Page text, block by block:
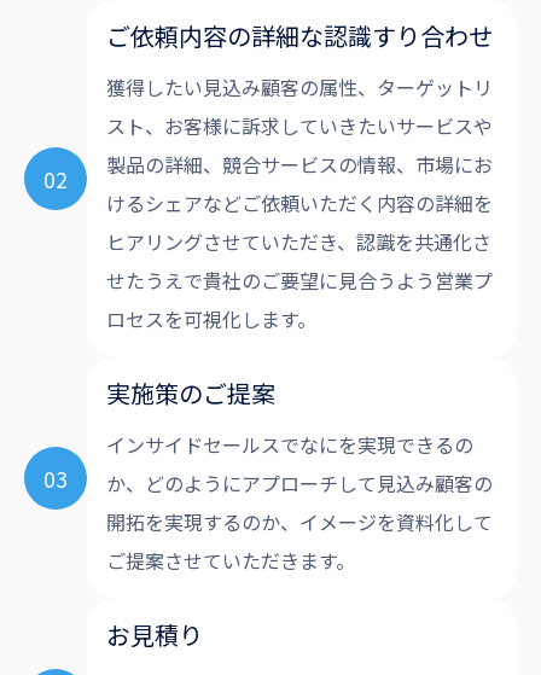
02
ご依頼内容の詳細な認識すり合わせ
獲得したい見込み顧客の属性、ターゲットリ
スト、お客様に訴求していきたいサービスや
製品の詳細、競合サービスの情報、市場にお
けるシェアなどご依頼いただく内容の詳細を
ヒアリングさせていただき、認識を共通化さ
せたうえで貴社のご要望に見合うよう営業プ
ロセスを可視化します。
03
実施策のご提案
インサイドセールスでなにを実現できるの
か、どのようにアプローチして見込み顧客の
開拓を実現するのか、イメージを資料化して
ご提案させていただきます。
お見積り